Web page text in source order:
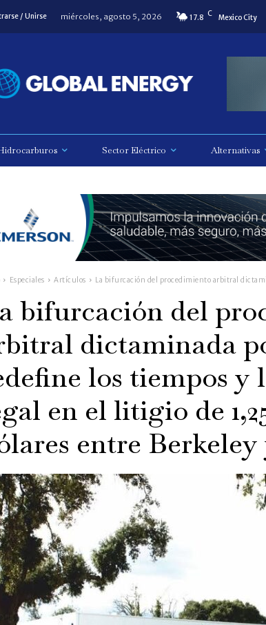
/ Unirse miércoles, agosto 5, 2026 17.8 C Mexico City
Sector Eléctrico Alternativas
Especiales Artículos La bifurcación del procedimiento arbitral
bifurcación del
dictaminada
los tiempos y
en el litigio de
entre Berkeley